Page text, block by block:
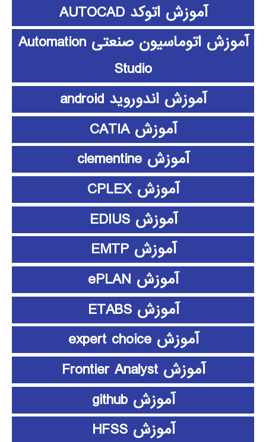
آموزش اتوکد AUTOCAD
آموزش اتوماسیون صنعتی Automation
Studio
آموزش اندوروید android
آموزش CATIA
آموزش clementine
آموزش CPLEX
آموزش EDIUS
آموزش EMTP
آموزش ePLAN
آموزش ETABS
آموزش expert choice
آموزش Frontier Analyst
آموزش github
آموزش HFSS